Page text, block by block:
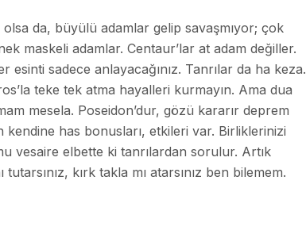
da, büyülü adamlar gelip savaşmıyor; çok
maskeli adamlar. Centaur’lar at adam değiller.
sadece anlayacağınız. Tanrılar da ha keza.
teke tek atma hayalleri kurmayın. Ama dua
mesela. Poseidon’dur, gözü kararır deprem
kendine has bonusları, etkileri var. Birliklerinizi
vesaire elbette ki tanrılardan sorulur. Artık
kırk takla mı atarsınız ben bilemem.